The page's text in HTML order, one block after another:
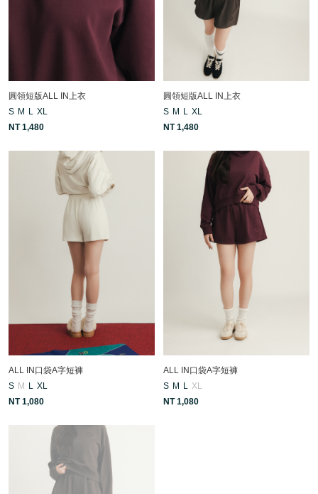
圓領短版ALL IN上衣
S M L
XL
NT 1,480
圓領短版ALL IN上衣
S M L
XL
NT 1,480
ALL IN口袋A字短褲
S M L XL
NT 1,080
ALL IN口袋A字短褲
S M L XL
NT 1,080